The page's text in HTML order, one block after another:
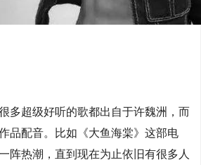
多超级好听的歌都出自于许魏洲，而
品配音。比如《大鱼海棠》这部电
阵热潮，直到现在为止依旧有很多人